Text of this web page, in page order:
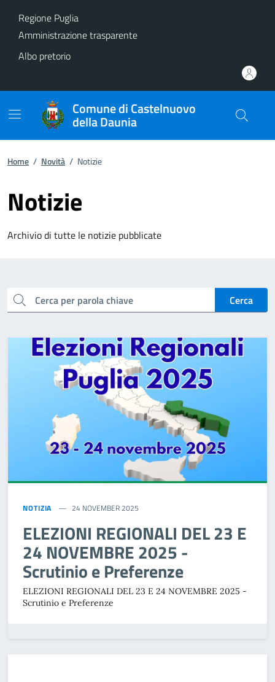
Regione Puglia
Amministrazione trasparente
Albo pretorio
Comune di Castelnuovo
della Daunia
Home / Novità / Notizie
Notizie
Archivio di tutte le notizie pubblicate
cerca Cerca
NOTIZIA 24 NOVEMBER 2025
ELEZIONI REGIONALI DEL 23 E
24 NOVEMBRE 2025 -
Scrutinio e Preferenze
ELEZIONI REGIONALI DEL 23 E 24 NOVEMBRE 2025 -
Scrutinio e Preferenze